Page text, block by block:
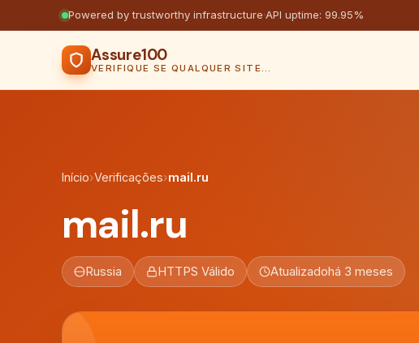
Powered by trustworthy infrastructure·API uptime: 99.95%
Assure100
VERIFIQUE SE QUALQUER SITE É SEGURO
Início›Verificações›mail.ru
mail.ru
Russia HTTPS Válido Atualizadohá 3 meses